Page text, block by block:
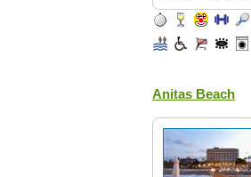
Anitas Beach